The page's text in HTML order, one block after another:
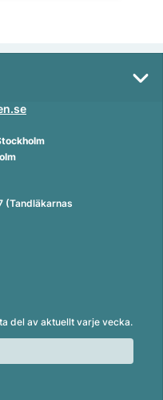
(Tandläkarnas
del av aktuellt varje vecka.